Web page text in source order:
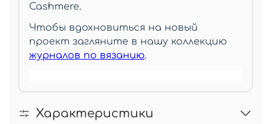
Cashmere.
Чтобы вдохновиться на новый
проект загляните в нашу коллекцию
журналов по вязанию.
Характеристики